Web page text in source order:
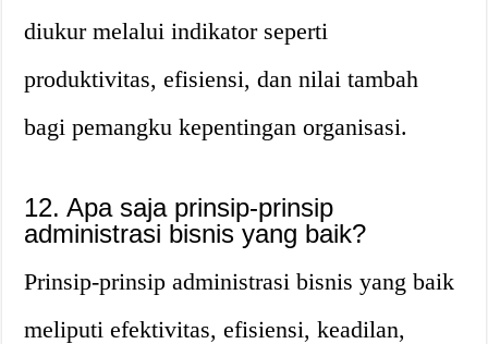
diukur melalui indikator seperti
produktivitas, efisiensi, dan nilai tambah
bagi pemangku kepentingan organisasi.
12. Apa saja prinsip-prinsip
administrasi bisnis yang baik?
Prinsip-prinsip administrasi bisnis yang baik
meliputi efektivitas, efisiensi, keadilan,